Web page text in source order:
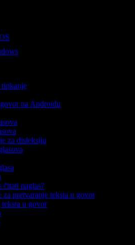
na Androidu
za disleksiju
naglas?
za pretvaranje teksta u govor
u govor